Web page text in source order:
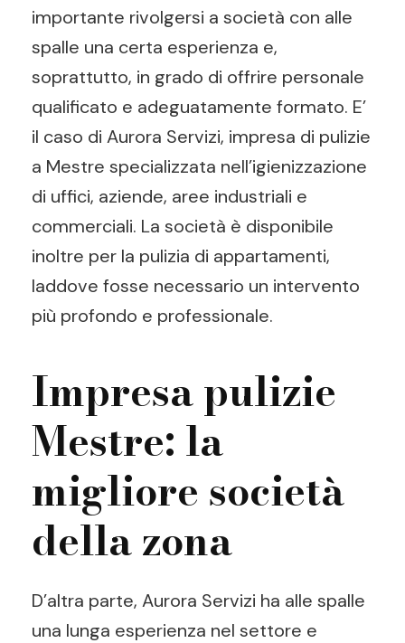
importante rivolgersi a società con alle
spalle una certa esperienza e,
soprattutto, in grado di offrire personale
qualificato e adeguatamente formato. E’
il caso di Aurora Servizi, impresa di pulizie
a Mestre specializzata nell’igienizzazione
di uffici, aziende, aree industriali e
commerciali. La società è disponibile
inoltre per la pulizia di appartamenti,
laddove fosse necessario un intervento
più profondo e professionale.
Impresa pulizie
Mestre: la
migliore società
della zona
D’altra parte, Aurora Servizi ha alle spalle
una lunga esperienza nel settore e